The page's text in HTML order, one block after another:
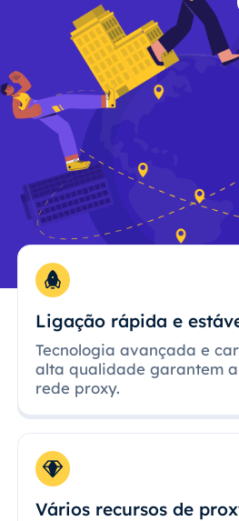
Ligação rápida e
Tecnologia avançada e
alta qualidade garantem
rede proxy.
Vários recursos de